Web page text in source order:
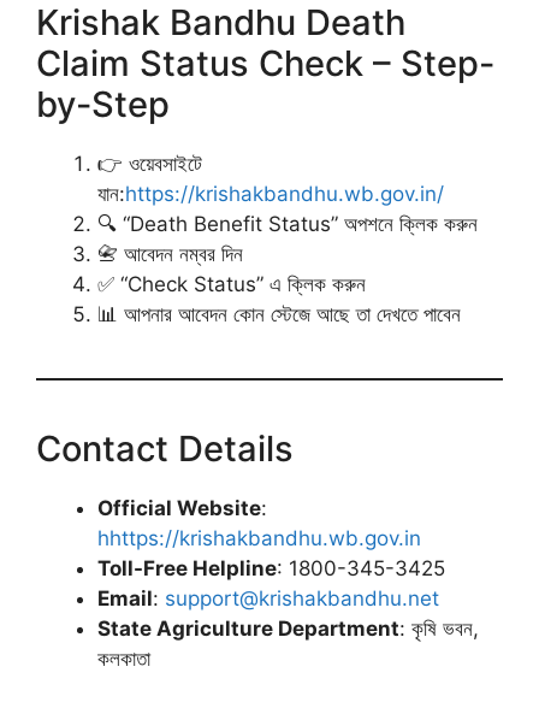
Krishak Bandhu Death
Claim Status Check – Step-
by-Step
👉 ওয়েবসাইটে
যান:https://krishakbandhu.wb.gov.in/
🔍 “Death Benefit Status” অপশনে ক্লিক করুন
📇 আবেদন নম্বর দিন
✅ “Check Status” এ ক্লিক করুন
📊 আপনার আবেদন কোন স্টেজে আছে তা দেখতে পাবেন
Contact Details
Official Website:
hhttps://krishakbandhu.wb.gov.in
Toll-Free Helpline: 1800-345-3425
Email: support@krishakbandhu.net
State Agriculture Department: কৃষি ভবন,
কলকাতা